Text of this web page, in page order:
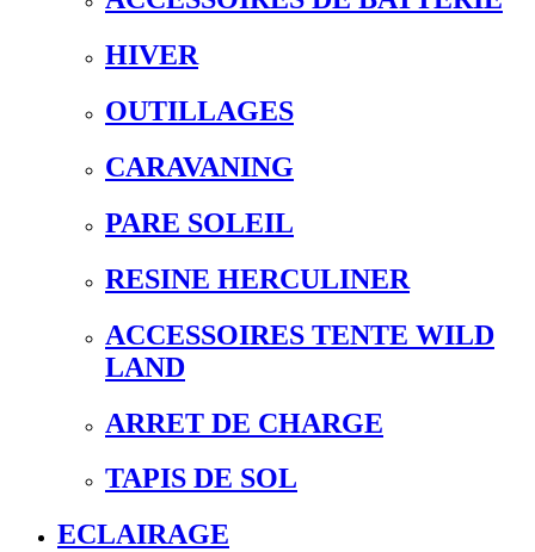
HIVER
OUTILLAGES
CARAVANING
PARE SOLEIL
RESINE HERCULINER
ACCESSOIRES TENTE WILD
LAND
ARRET DE CHARGE
TAPIS DE SOL
ECLAIRAGE